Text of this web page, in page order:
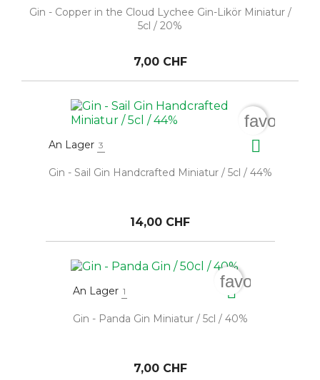
Gin - Copper in the Cloud Lychee Gin-Likör Miniatur /
5cl / 20%
7,00 CHF
An Lager 3 
Gin - Sail Gin Handcrafted Miniatur / 5cl / 44%
14,00 CHF
An Lager 1 
Gin - Panda Gin Miniatur / 5cl / 40%
7,00 CHF